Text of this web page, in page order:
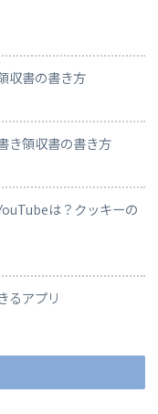
収書の書き方
き領収書の書き方
は？クッキーの
るアプリ